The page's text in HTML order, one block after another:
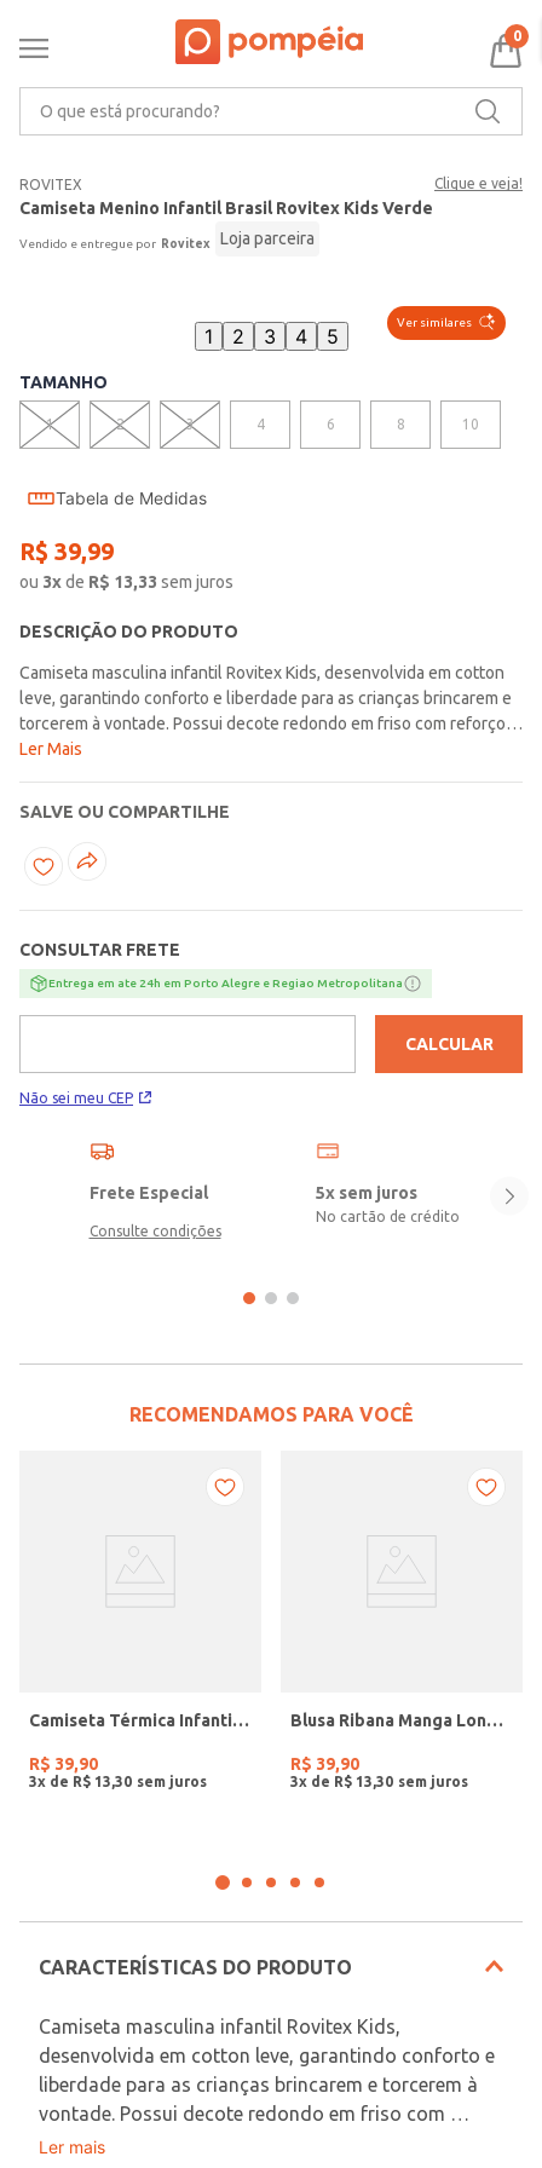
0
ROVITEX Clique e veja!
Camiseta Menino Infantil Brasil Rovitex Kids Verde
Rovitex Loja parceira
Ver similares
1 2 3 4 5
TAMANHO
1 2 3 4 6 8 10
Tabela de Medidas
R$ 39,99
ou 3xde R$ 13,33 sem juros
DESCRIÇÃO DO PRODUTO
Camiseta masculina infantil Rovitex Kids, desenvolvida em cotton
leve, garantindo conforto e liberdade para as crianças brincarem e
torcerem à vontade. Possui decote redondo em friso com reforço,
proporcionando melhor ajuste e durabilidade. Conta com estampa
pequenos entrarem no clima da Copa e vibrarem com muito estilo
Ler Mais
SALVE OU COMPARTILHE
CONSULTAR FRETE
Entrega em ate 24h em Porto Alegre e Regiao Metropolitana
Não sei meu CEP
CALCULAR
Frete Especial
Consulte condições
5x sem juros
No cartão de crédito
RECOMENDAMOS PARA VOCÊ
Camiseta Térmica Infantil Para Menina - ROSA
R$ 39,90
3x de R$ 13 30
Blusa Ribana Manga Longa Infantil Para Menina- OFF WHITE
R$ 39,90
3x de R$ 13 30
CARACTERÍSTICAS DO PRODUTO
Camiseta masculina infantil Rovitex Kids,
desenvolvida em cotton leve, garantindo conforto e
liberdade para as crianças brincarem e torcerem à
vontade. Possui decote redondo em friso com
reforço, proporcionando melhor ajuste e
Em decorrência do uso do flash, as peças podem
Ler mais